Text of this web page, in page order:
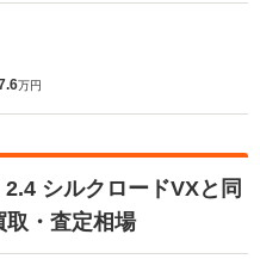
万円
シルクロードVXと同
取・査定相場